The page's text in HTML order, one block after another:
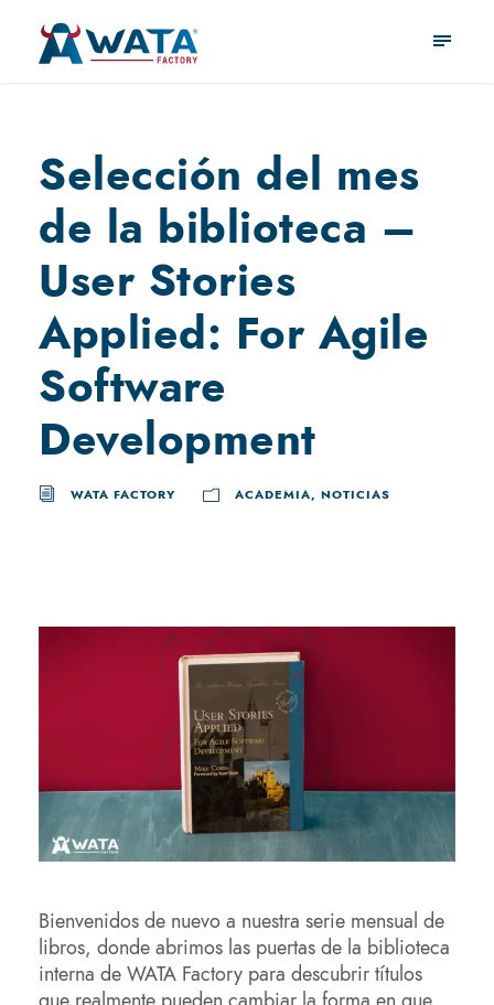
Selección del mes
de la biblioteca –
User Stories
Applied: For Agile
Software
Development
WATA FACTORY ACADEMIA, NOTICIAS
Bienvenidos de nuevo a nuestra serie mensual de
libros, donde abrimos las puertas de la biblioteca
interna de WATA Factory para descubrir títulos